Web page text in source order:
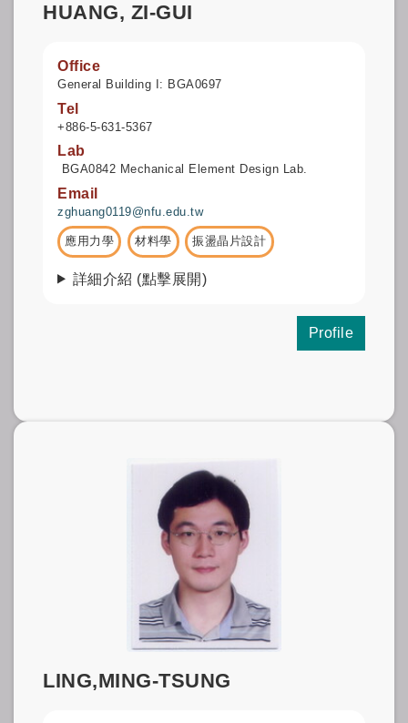
HUANG, ZI-GUI
Office
General Building I: BGA0697
Tel
+886-5-631-5367
Lab
BGA0842 Mechanical Element Design Lab.
Email
zghuang0119@nfu.edu.tw
應用力學 材料學 振盪晶片設計
詳細介紹 (點擊展開)
Profile
LING,MING-TSUNG